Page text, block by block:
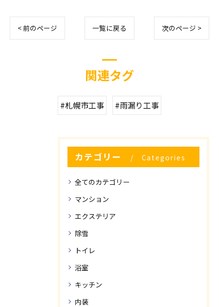
< 前のページ 一覧に戻る 次のページ >
関連タグ
#札幌市工事 #雨漏り工事
カテゴリー Categories
全てのカテゴリー
マンション
エクステリア
除雪
トイレ
浴室
キッチン
内装